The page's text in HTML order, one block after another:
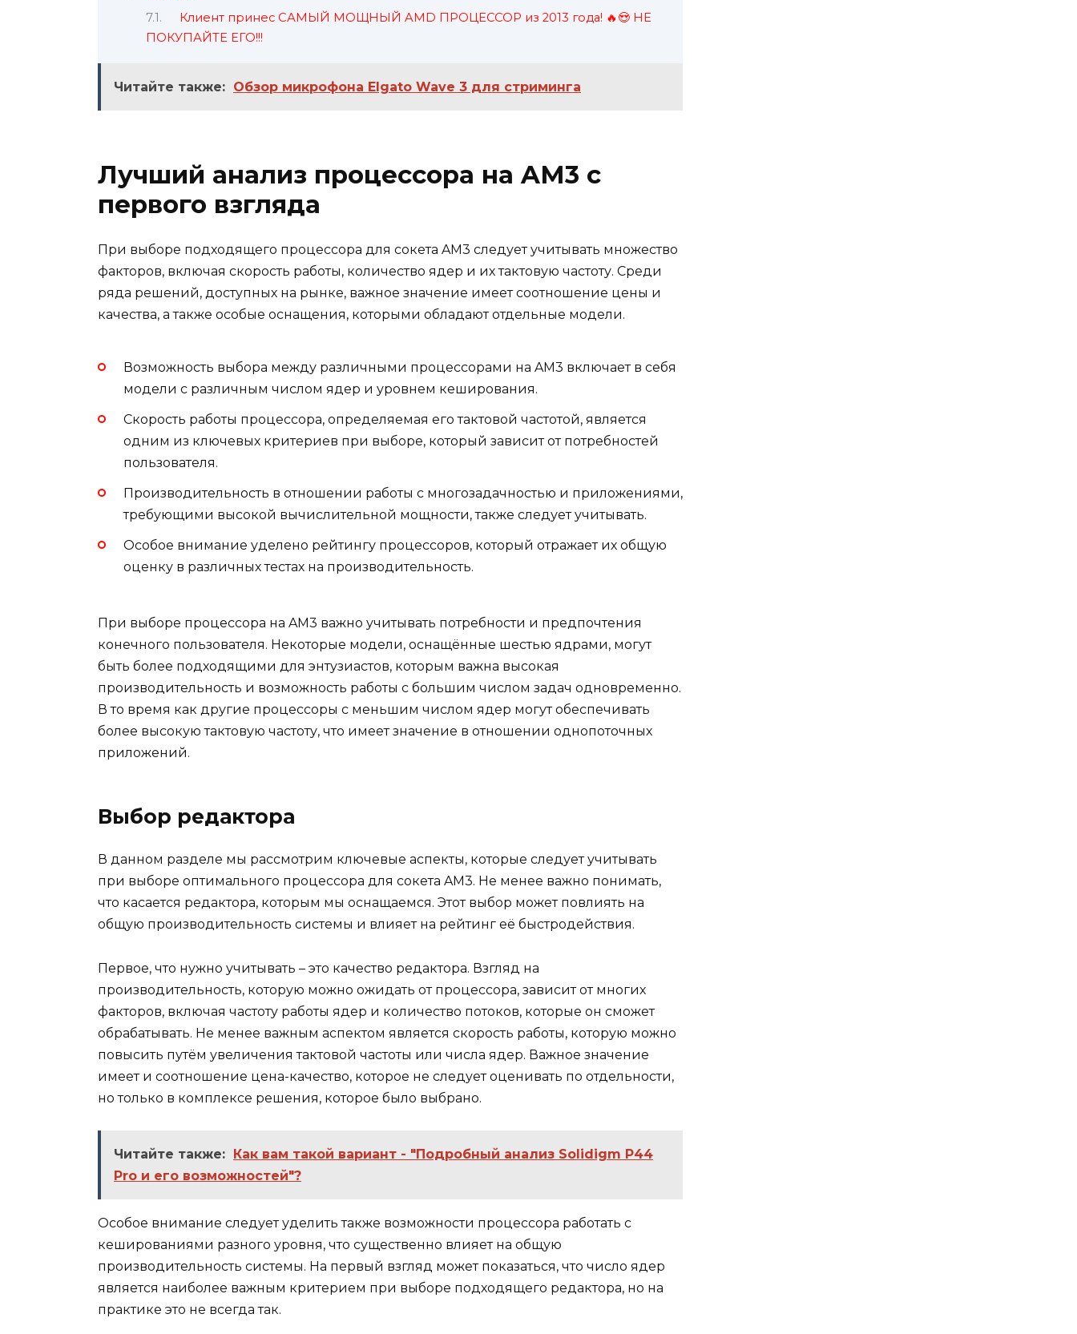
Клиент принес САМЫЙ МОЩНЫЙ AMD ПРОЦЕССОР из 2013 года! 🔥😍 НЕ
ПОКУПАЙТЕ ЕГО!!!
Читайте также: Обзор микрофона Elgato Wave 3 для стриминга
Лучший анализ процессора на AM3 с
первого взгляда
При выборе подходящего процессора для сокета AM3 следует учитывать множество
факторов, включая скорость работы, количество ядер и их тактовую частоту. Среди
ряда решений, доступных на рынке, важное значение имеет соотношение цены и
качества, а также особые оснащения, которыми обладают отдельные модели.
Возможность выбора между различными процессорами на AM3 включает в себя
модели с различным числом ядер и уровнем кеширования.
Скорость работы процессора, определяемая его тактовой частотой, является
одним из ключевых критериев при выборе, который зависит от потребностей
пользователя.
Производительность в отношении работы с многозадачностью и приложениями,
требующими высокой вычислительной мощности, также следует учитывать.
Особое внимание уделено рейтингу процессоров, который отражает их общую
оценку в различных тестах на производительность.
При выборе процессора на AM3 важно учитывать потребности и предпочтения
конечного пользователя. Некоторые модели, оснащённые шестью ядрами, могут
быть более подходящими для энтузиастов, которым важна высокая
производительность и возможность работы с большим числом задач одновременно.
В то время как другие процессоры с меньшим числом ядер могут обеспечивать
более высокую тактовую частоту, что имеет значение в отношении однопоточных
приложений.
Выбор редактора
В данном разделе мы рассмотрим ключевые аспекты, которые следует учитывать
при выборе оптимального процессора для сокета AM3. Не менее важно понимать,
что касается редактора, которым мы оснащаемся. Этот выбор может повлиять на
общую производительность системы и влияет на рейтинг её быстродействия.
Первое, что нужно учитывать – это качество редактора. Взгляд на
производительность, которую можно ожидать от процессора, зависит от многих
факторов, включая частоту работы ядер и количество потоков, которые он сможет
обрабатывать. Не менее важным аспектом является скорость работы, которую можно
повысить путём увеличения тактовой частоты или числа ядер. Важное значение
имеет и соотношение цена-качество, которое не следует оценивать по отдельности,
но только в комплексе решения, которое было выбрано.
Читайте также: Как вам такой вариант - "Подробный анализ Solidigm P44
Pro и его возможностей"?
Особое внимание следует уделить также возможности процессора работать с
кешированиями разного уровня, что существенно влияет на общую
производительность системы. На первый взгляд может показаться, что число ядер
является наиболее важным критерием при выборе подходящего редактора, но на
практике это не всегда так.